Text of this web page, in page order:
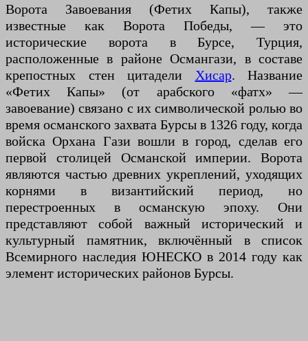
Ворота Завоевания (Фетих Капы), также
известные как Ворота Победы, — это
исторические ворота в Бурсе, Турция,
расположенные в районе Османгази, в составе
крепостных стен цитадели Хисар. Название
«Фетих Капы» (от арабского «фатх» —
завоевание) связано с их символической ролью во
время османского захвата Бурсы в 1326 году, когда
войска Орхана Гази вошли в город, сделав его
первой столицей Османской империи. Ворота
являются частью древних укреплений, уходящих
корнями в византийский период, но
перестроенных в османскую эпоху. Они
представляют собой важный исторический и
культурный памятник, включённый в список
Всемирного наследия ЮНЕСКО в 2014 году как
элемент исторических районов Бурсы.